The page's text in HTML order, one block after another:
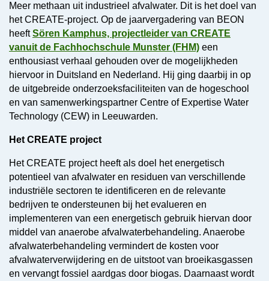
Meer methaan uit industrieel afvalwater. Dit is het doel van
het CREATE-project. Op de jaarvergadering van BEON
heeftSören Kamphus, projectleider van CREATE
vanuit de Fachhochschule Munster (FHM) een
enthousiast verhaal gehouden over de mogelijkheden
hiervoor in Duitsland en Nederland. Hij ging daarbij in op
de uitgebreide onderzoeksfaciliteiten van de hogeschool
en van samenwerkingspartner Centre of Expertise Water
Technology (CEW) in Leeuwarden.
Het CREATE project
Het CREATE project heeft als doel het energetisch
potentieel van afvalwater en residuen van verschillende
industriële sectoren te identificeren en de relevante
bedrijven te ondersteunen bij het evalueren en
implementeren van een energetisch gebruik hiervan door
middel van anaerobe afvalwaterbehandeling. Anaerobe
afvalwaterbehandeling vermindert de kosten voor
afvalwaterverwijdering en de uitstoot van broeikasgassen
en vervangt fossiel aardgas door biogas. Daarnaast wordt